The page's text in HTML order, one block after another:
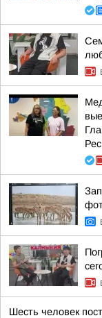
Шесть человек